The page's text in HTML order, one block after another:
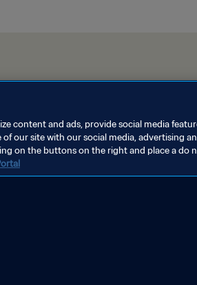
content and ads, provide social media
our site with our social media, advertising
on the buttons on the right and place a do